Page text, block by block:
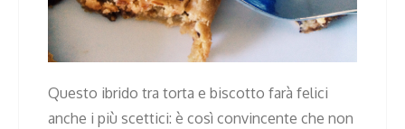
Questo ibrido tra torta e biscotto farà felici
anche i più scettici: è così convincente che non